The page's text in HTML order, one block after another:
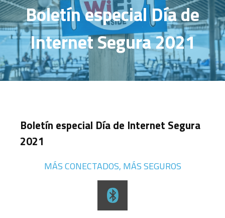
Boletín especial Día de
Internet Segura 2021
Boletín especial Día de Internet Segura
2021
MÁS CONECTADOS, MÁS SEGUROS